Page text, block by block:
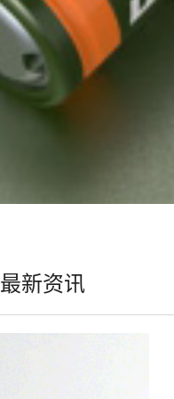
最新资讯